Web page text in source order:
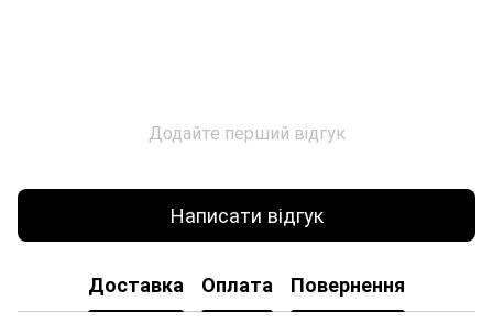
Додайте перший відгук
Написати відгук
Доставка Оплата Повернення